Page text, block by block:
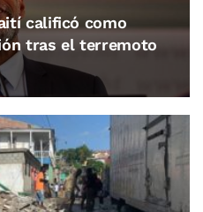
calificó como
tras el terremoto